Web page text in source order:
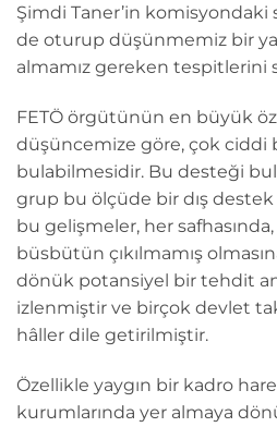
Şimdi Taner’in
de oturup düşünmemiz bir
almamız gereken tespitlerini
FETÖ örgütünün en büyük
düşüncemize göre, çok ciddi
bulabilmesidir. Bu desteği
grup bu ölçüde bir dış
bu gelişmeler, her safhasında,
büsbütün çıkılmamış
dönük potansiyel bir tehdit
izlenmiştir ve birçok devlet
hâller dile getirilmiştir.
Özellikle yaygın bir kadro
kurumlarında yer almaya